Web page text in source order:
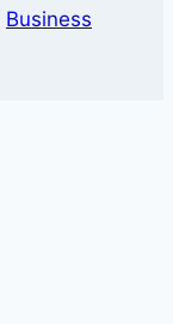
Business